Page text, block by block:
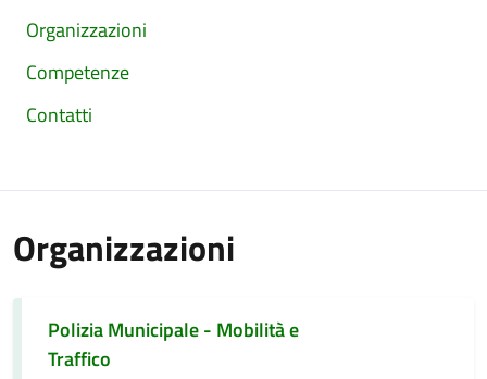
Organizzazioni
Competenze
Contatti
Organizzazioni
Polizia Municipale - Mobilità e
Traffico